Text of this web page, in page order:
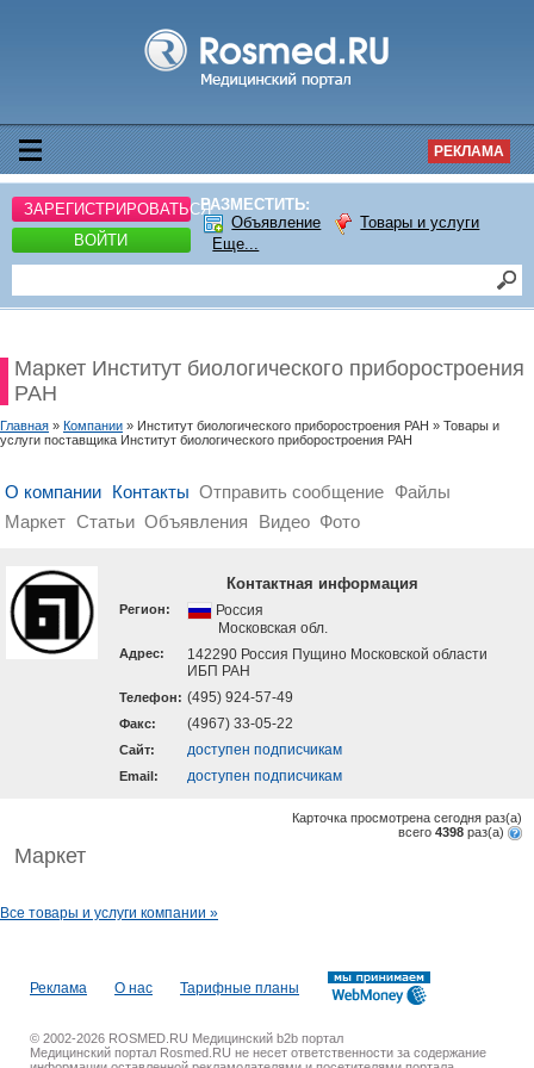
РЕКЛАМА
ЗАРЕГИСТРИРОВАТЬСЯ
ВОЙТИ
РАЗМЕСТИТЬ:
Объявление
Товары и услуги
Еще...
Маркет Институт биологического приборостроения
РАН
Главная » Компании » Институт биологического приборостроения РАН » Товары и
услуги поставщика Институт биологического приборостроения РАН
О компании Контакты Отправить сообщение Файлы
Маркет Статьи Объявления Видео Фото
Контактная информация
Регион:
Россия
Московская обл.
Адрес:
142290 Россия Пущино Московской области
ИБП РАН
Телефон: (495) 924-57-49
Факс: (4967) 33-05-22
Cайт: доступен подписчикам
Email: доступен подписчикам
Карточка просмотрена сегодня раз(a)
всего 4398 раз(a)
Маркет
Все товары и услуги компании »
Реклама О нас Тарифные планы
© 2002-2026 ROSMED.RU Медицинский b2b портал
Медицинский портал Rosmed.RU не несет ответственности за содержание